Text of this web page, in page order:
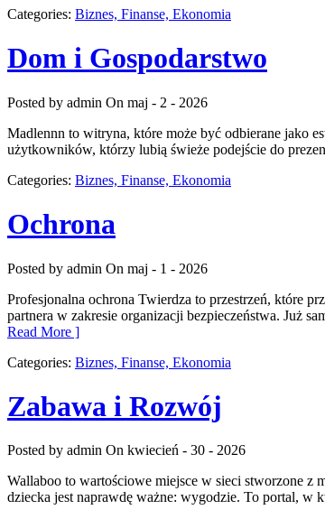
Categories: Biznes, Finanse, Ekonomia
Dom i Gospodarstwo
Posted by admin On maj - 2 - 2026
Madlennn to witryna, które może być odbierane jako
użytkowników, którzy lubią świeże podejście do
Categories: Biznes, Finanse, Ekonomia
Ochrona
Posted by admin On maj - 1 - 2026
Profesjonalna ochrona Twierdza to przestrzeń, które
partnera w zakresie organizacji bezpieczeństwa. Już
Read More ]
Categories: Biznes, Finanse, Ekonomia
Zabawa i Rozwój
Posted by admin On kwiecień - 30 - 2026
Wallaboo to wartościowe miejsce w sieci stworzone z
dziecka jest naprawdę ważne: wygodzie. To portal, w